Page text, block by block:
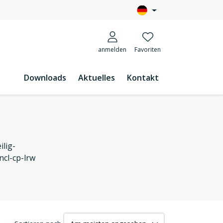
anmelden Favoriten
Downloads Aktuelles Kontakt
cp-lrw